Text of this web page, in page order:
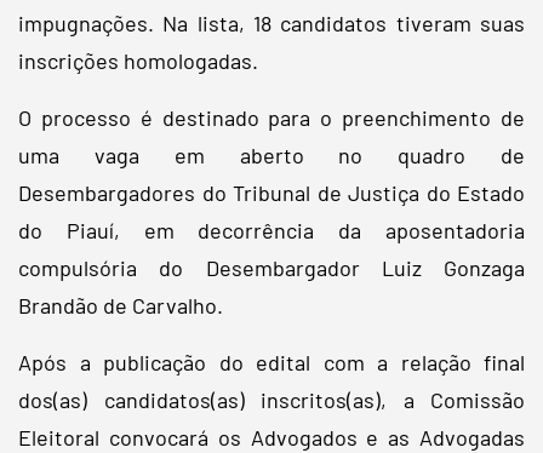
impugnações. Na lista, 18 candidatos tiveram suas
inscrições homologadas.
O processo é destinado para o preenchimento de
uma vaga em aberto no quadro de
Desembargadores do Tribunal de Justiça do Estado
do Piauí, em decorrência da aposentadoria
compulsória do Desembargador Luiz Gonzaga
Brandão de Carvalho.
Após a publicação do edital com a relação final
dos(as) candidatos(as) inscritos(as), a Comissão
Eleitoral convocará os Advogados e as Advogadas